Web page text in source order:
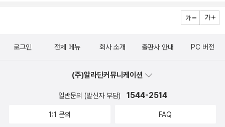
로그인 전체 메뉴 회사 소개 출판사 안내 PC 버전
(주)알라딘커뮤니케이션
일반문의 (발신자 부담) 1544-2514
1:1 문의 FAQ